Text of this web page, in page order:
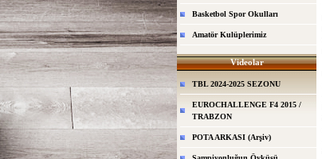
Basketbol Spor Okulları
Amatör Kulüplerimiz
Videolar
TBL 2024-2025 SEZONU
EUROCHALLENGE F4 2015 /
TRABZON
POTA ARKASI (Arşiv)